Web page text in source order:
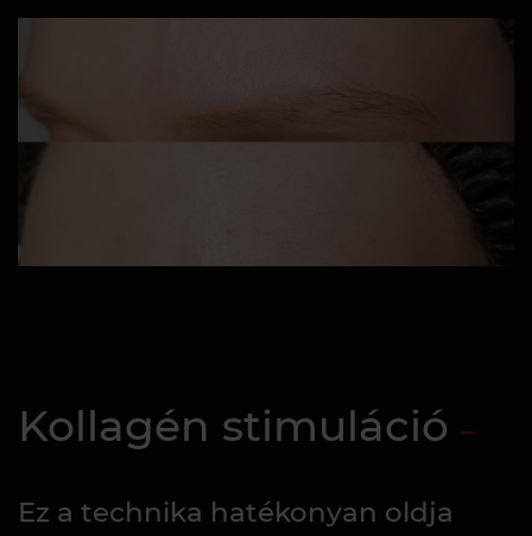
Kollagén stimuláció
Ez a technika hatékonyan oldja